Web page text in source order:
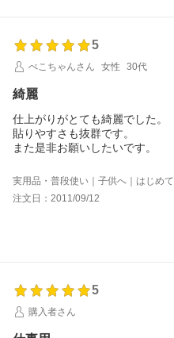
5
ぺこちゃんさん
女性 30代
綺麗
仕上がりがとても綺麗でした。
貼りやすさも抜群です。
また是非お願いしたいです。
実用品・普段使い｜子供へ｜はじめて
注文日：2011/09/12
5
購入者さん